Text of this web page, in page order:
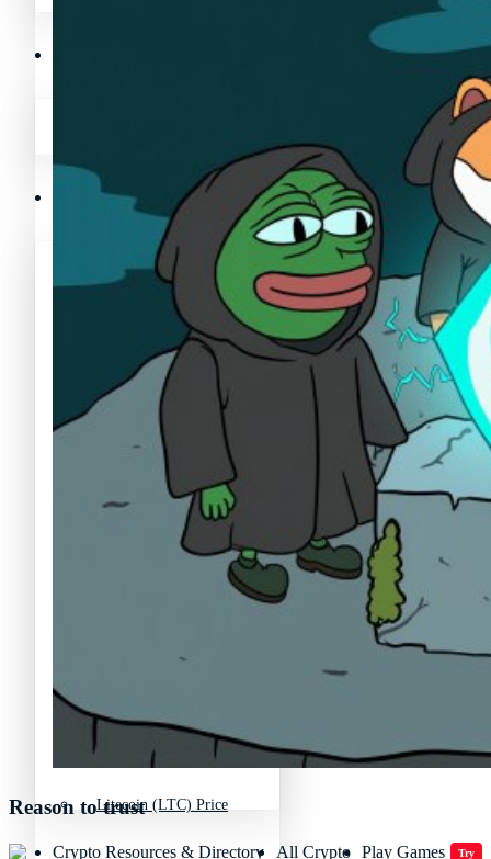
Bitcoin (BTC) Price
Cardano (ADA) Price
Chainlink (LINK) Price
Dogecoin (DOGE) Price
Ethereum (ETH) Price
Litecoin (LTC) Price
Polkadot (DOT) Price
Crypto Resources & Directory All Crypto Play Games Try
Crypto Prices
Binance Coin (BNB) Price
Bitcoin (BTC) Price
Cardano (ADA) Price
Chainlink (LINK) Price
Ethereum (ETH) Price
Litecoin (LTC) Price
Reason to trust